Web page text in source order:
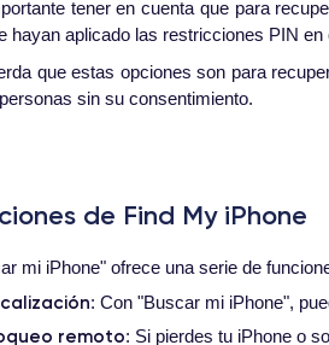
tener en cuenta que para
hayan aplicado las restricciones PIN
que estas opciones son para
sin su consentimiento.
de Find My iPhone
mi iPhone" ofrece una serie de
: Con "Buscar mi iPhone",
remoto: Si pierdes tu iPhone o